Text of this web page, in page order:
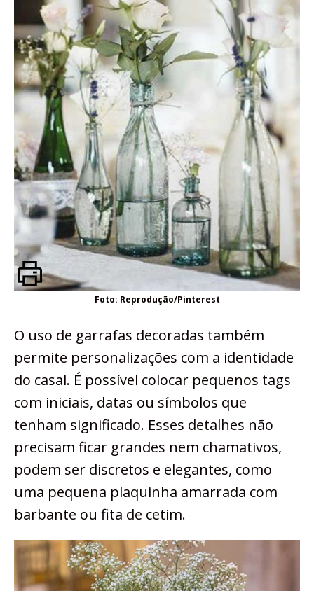
Foto: Reprodução/Pinterest
O uso de garrafas decoradas também
permite personalizações com a identidade
do casal. É possível colocar pequenos tags
com iniciais, datas ou símbolos que
tenham significado. Esses detalhes não
precisam ficar grandes nem chamativos,
podem ser discretos e elegantes, como
uma pequena plaquinha amarrada com
barbante ou fita de cetim.